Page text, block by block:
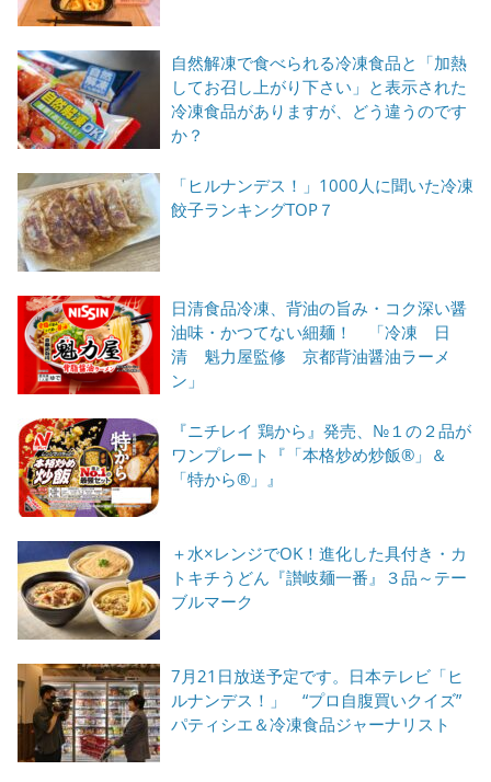
自然解凍で食べられる冷凍食品と「加熱
してお召し上がり下さい」と表示された
冷凍食品がありますが、どう違うのです
か？
「ヒルナンデス！」1000人に聞いた冷凍
餃子ランキングTOP７
日清食品冷凍、背油の旨み・コク深い醤
油味・かつてない細麺！ 「冷凍 日
清 魁力屋監修 京都背油醤油ラーメ
ン」
『ニチレイ 鶏から』発売、№１の２品が
ワンプレート『「本格炒め炒飯®」＆
「特から®」』
＋水×レンジでOK！進化した具付き・カ
トキチうどん『讃岐麺一番』３品～テー
ブルマーク
7月21日放送予定です。日本テレビ「ヒ
ルナンデス！」 “プロ自腹買いクイズ”
パティシエ＆冷凍食品ジャーナリスト